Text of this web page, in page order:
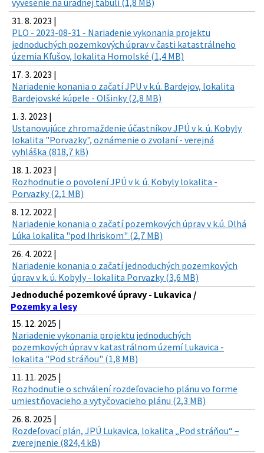
31. 8. 2023 |
PLO - 2023-08-31 - Nariadenie vykonania projektu
jednoduchých pozemkových úprav v časti katastrálneho
územia Kľušov, lokalita Homolské (1,4 MB)
17. 3. 2023 |
Nariadenie konania o začatí JPU v k.ú. Bardejov, lokalita
Bardejovské kúpele - Olšinky (2,8 MB)
1. 3. 2023 |
Ustanovujúce zhromaždenie účastníkov JPÚ v k. ú. Kobyly
lokalita "Porvazky", oznámenie o zvolaní - verejná
vyhláška (818,7 kB)
18. 1. 2023 |
Rozhodnutie o povolení JPÚ v k. ú. Kobyly lokalita -
Porvazky (2,1 MB)
8. 12. 2022 |
Nariadenie konania o začatí pozemkových úprav v k.ú. Dlhá
Lúka lokalita "pod Ihriskom" (2,7 MB)
26. 4. 2022 |
Nariadenie konania o začatí jednoduchých pozemkových
úprav v k. ú. Kobyly - lokalita Porvazky (3,6 MB)
Jednoduché pozemkové úpravy - Lukavica /
Pozemky a lesy
15. 12. 2025 |
Nariadenie vykonania projektu jednoduchých
pozemkových úprav v katastrálnom území Lukavica -
lokalita "Pod stráňou" (1,8 MB)
11. 11. 2025 |
Rozhodnutie o schválení rozdeľovacieho plánu vo forme
umiestňovacieho a vytyčovacieho plánu (2,3 MB)
26. 8. 2025 |
Rozdeľovací plán, JPÚ Lukavica, lokalita „Pod stráňou“ –
zverejnenie (824,4 kB)